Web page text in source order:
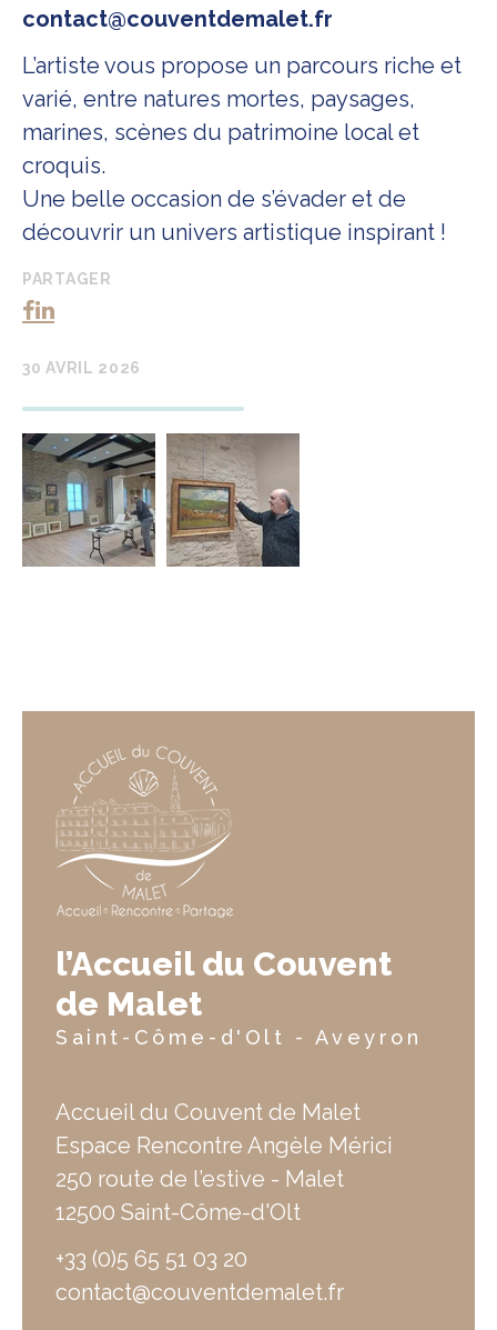
contact@couventdemalet.fr
L’artiste vous propose un parcours riche et
varié, entre natures mortes, paysages,
marines, scènes du patrimoine local et
croquis.
Une belle occasion de s’évader et de
découvrir un univers artistique inspirant !
PARTAGER
30 AVRIL 2026
l’Accueil du Couvent
de Malet
Saint-Côme-d'Olt - Aveyron
Accueil du Couvent de Malet
Espace Rencontre Angèle Mérici
250 route de l’estive - Malet
12500 Saint-Côme-d'Olt
+33 (0)5 65 51 03 20
contact@couventdemalet.fr